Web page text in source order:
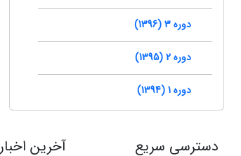
دوره 3 (1396)
دوره 2 (1395)
دوره 1 (1394)
دسترسی سریع آخرین اخبار